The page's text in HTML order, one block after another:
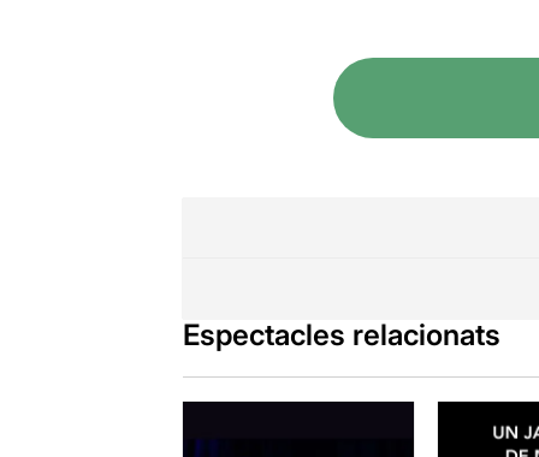
Espectacles relacionats